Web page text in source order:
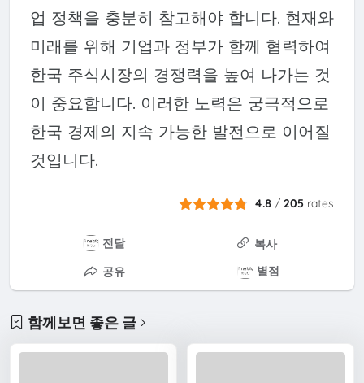
업 정책을 충분히 참고해야 합니다. 현재와
미래를 위해 기업과 정부가 함께 협력하여
한국 주식시장의 경쟁력을 높여 나가는 것
이 중요합니다. 이러한 노력은 궁극적으로
한국 경제의 지속 가능한 발전으로 이어질
것입니다.
4.8 /205 rates
전달
복사
공유
별점
함께보면 좋은 글